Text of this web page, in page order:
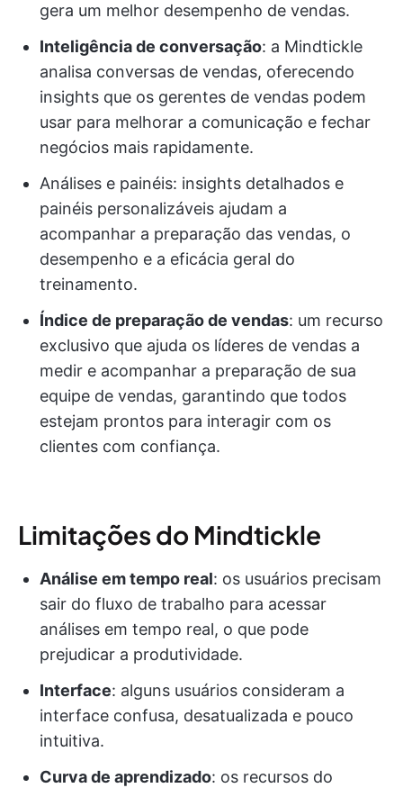
gera um melhor desempenho de vendas.
Inteligência de conversação: a Mindtickle
analisa conversas de vendas, oferecendo
insights que os gerentes de vendas podem
usar para melhorar a comunicação e fechar
negócios mais rapidamente.
Análises e painéis: insights detalhados e
painéis personalizáveis ajudam a
acompanhar a preparação das vendas, o
desempenho e a eficácia geral do
treinamento.
Índice de preparação de vendas: um recurso
exclusivo que ajuda os líderes de vendas a
medir e acompanhar a preparação de sua
equipe de vendas, garantindo que todos
estejam prontos para interagir com os
clientes com confiança.
Limitações do Mindtickle
Análise em tempo real: os usuários precisam
sair do fluxo de trabalho para acessar
análises em tempo real, o que pode
prejudicar a produtividade.
Interface: alguns usuários consideram a
interface confusa, desatualizada e pouco
intuitiva.
Curva de aprendizado: os recursos do